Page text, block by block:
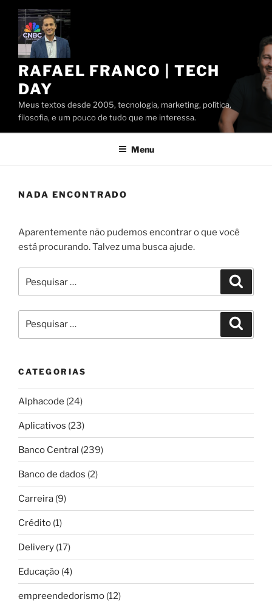
Pular
conteúdo
RAFAEL FRANCO | TECH
DAY
Meus textos desde 2005, tecnologia, marketing, política,
filosofia, e um pouco de tudo que me interessa.
Menu
NADA ENCONTRADO
Aparentemente não pudemos encontrar o que você
está procurando. Talvez uma busca ajude.
por:
por:
CATEGORIAS
Alphacode (24)
Aplicativos (23)
Banco Central (239)
Banco de dados (2)
Carreira (9)
Crédito (1)
Delivery (17)
Educação (4)
empreendedorismo (12)